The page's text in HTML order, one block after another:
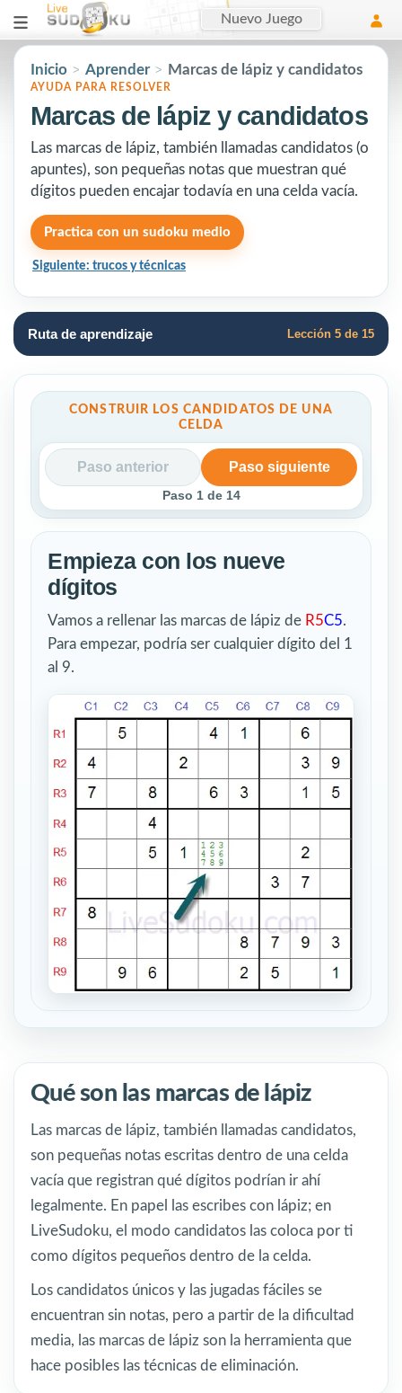
Nuevo Juego
Inicio > Aprender > Marcas de lápiz y candidatos
AYUDA PARA RESOLVER
Marcas de lápiz y candidatos
Las marcas de lápiz, también llamadas candidatos (o
apuntes), son pequeñas notas que muestran qué
dígitos pueden encajar todavía en una celda vacía.
Practica con un sudoku medio
Siguiente: trucos y técnicas
Ruta de aprendizaje Lección 5 de 15
CONSTRUIR LOS CANDIDATOS DE UNA
CELDA
Paso anterior
Paso 1de 14
Paso siguiente
Empieza con los nueve
dígitos
Vamos a rellenar las marcas de lápiz de R5C5.
Para empezar, podría ser cualquier dígito del 1
al 9.
Qué son las marcas de lápiz
Las marcas de lápiz, también llamadas candidatos,
son pequeñas notas escritas dentro de una celda
vacía que registran qué dígitos podrían ir ahí
legalmente. En papel las escribes con lápiz; en
LiveSudoku, el modo candidatos las coloca por ti
como dígitos pequeños dentro de la celda.
Los candidatos únicos y las jugadas fáciles se
encuentran sin notas, pero a partir de la dificultad
media, las marcas de lápiz son la herramienta que
hace posibles las técnicas de eliminación.